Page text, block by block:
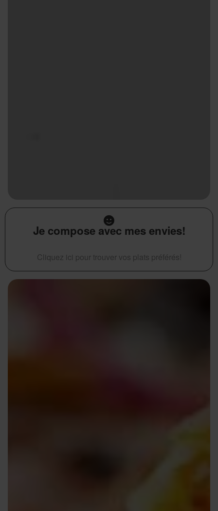
Je compose avec mes envies!
Cliquez ici pour trouver vos plats préférés!